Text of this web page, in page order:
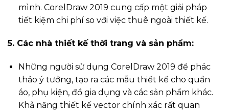
mình. CorelDraw 2019 cung cấp một giải pháp
tiết kiệm chi phí so với việc thuê ngoài thiết kế.
5. Các nhà thiết kế thời trang và sản phẩm:
Những người sử dụng CorelDraw 2019 để phác
thảo ý tưởng, tạo ra các mẫu thiết kế cho quần
áo, phụ kiện, đồ gia dụng và các sản phẩm khác.
Khả năng thiết kế vector chính xác rất quan